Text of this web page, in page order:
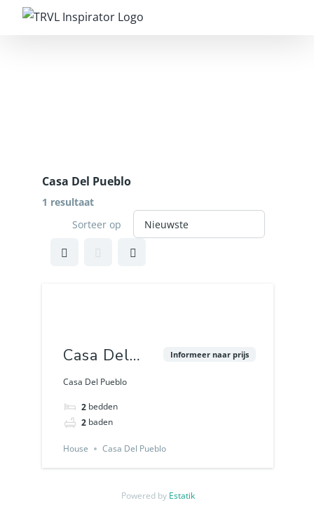
Casa Del Pueblo
1 resultaat
Sorteer op
Casa Del
Pueblo
Casa Del Pueblo
2 bedden
2 baden
Informeer naar prijs
House Casa Del Pueblo
Powered by Estatik